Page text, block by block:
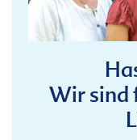
Wir sind